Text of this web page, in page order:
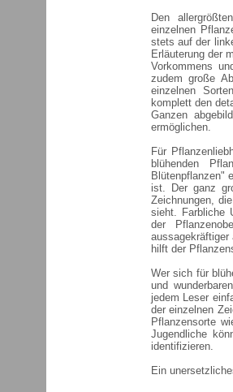
Den
einzelnen
stets auf der
Erläuterung der
Vorkommens
zudem große
einzelnen
komplett den
Ganzen
ermöglichen.
Für
blühenden
Blütenpflanzen"
ist. Der ganz
Zeichnungen,
sieht. Farbliche
der
hilft der
Wer sich für
und
jedem Leser
der einzelnen
Pflanzensorte
Jugendliche
identifizieren.
Ein